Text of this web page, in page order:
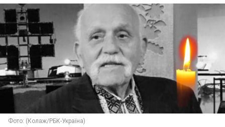
Фото: (Колаж/РБК-Україна)